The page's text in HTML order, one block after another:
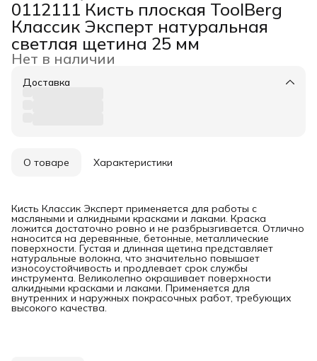
0112111 Кисть плоская ToolBerg
Классик Эксперт натуральная
светлая щетина 25 мм
Нет в наличии
Доставка
О товаре Характеристики
Кисть Классик Эксперт применяется для работы с
масляными и алкидными красками и лаками. Краска
ложится достаточно ровно и не разбрызгивается. Отлично
наносится на деревянные, бетонные, металлические
поверхности. Густая и длинная щетина представляет
натуральные волокна, что значительно повышает
износоустойчивость и продлевает срок службы
инструмента. Великолепно окрашивает поверхности
алкидными красками и лаками. Применяется для
внутренних и наружных покрасочных работ, требующих
высокого качества.